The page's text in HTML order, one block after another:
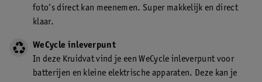
foto’s direct kan meenemen. Super makkelijk en direct
klaar.
WeCycle inleverpunt
In deze Kruidvat vind je een WeCycle inleverpunt voor
batterijen en kleine elektrische apparaten. Deze kan je